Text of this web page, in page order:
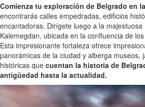
Comienza tu exploración de Belgrado en
encontrarás calles empedradas, edificios
encantadoras. Dirígete luego a la
Kalemegdan, ubicada en la confluencia de
Esta impresionante fortaleza ofrece
panorámicas de la ciudad y alberga museos,
históricas que cuentan la historia de
antigüedad hasta la actualidad.